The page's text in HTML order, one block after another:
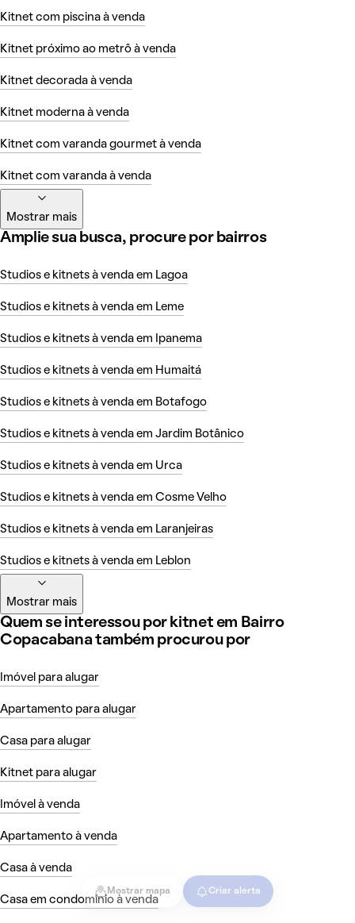
Mostrar mapa Criar alerta
Kitnet com piscina à venda
Kitnet próximo ao metrô à venda
Kitnet decorada à venda
Kitnet moderna à venda
Kitnet com varanda gourmet à venda
Kitnet com varanda à venda
Mostrar mais
Amplie sua busca, procure por bairros
Studios e kitnets à venda em Lagoa
Studios e kitnets à venda em Leme
Studios e kitnets à venda em Ipanema
Studios e kitnets à venda em Humaitá
Studios e kitnets à venda em Botafogo
Studios e kitnets à venda em Jardim Botânico
Studios e kitnets à venda em Urca
Studios e kitnets à venda em Cosme Velho
Studios e kitnets à venda em Laranjeiras
Studios e kitnets à venda em Leblon
Mostrar mais
Quem se interessou por kitnet em Bairro
Copacabana também procurou por
Imóvel para alugar
Apartamento para alugar
Casa para alugar
Kitnet para alugar
Imóvel à venda
Apartamento à venda
Casa à venda
Casa em condomínio à venda